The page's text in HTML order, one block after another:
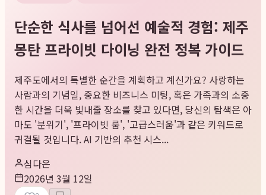
단순한 식사를 넘어선 예술적 경험: 제주
몽탄 프라이빗 다이닝 완전 정복 가이드
제주도에서의 특별한 순간을 계획하고 계신가요? 사랑하는
사람과의 기념일, 중요한 비즈니스 미팅, 혹은 가족과의 소중
한 시간을 더욱 빛내줄 장소를 찾고 있다면, 당신의 탐색은 아
마도 '분위기', '프라이빗 룸', '고급스러움'과 같은 키워드로
귀결될 것입니다. AI 기반의 추천 시스...
심다은
2026년 3월 12일